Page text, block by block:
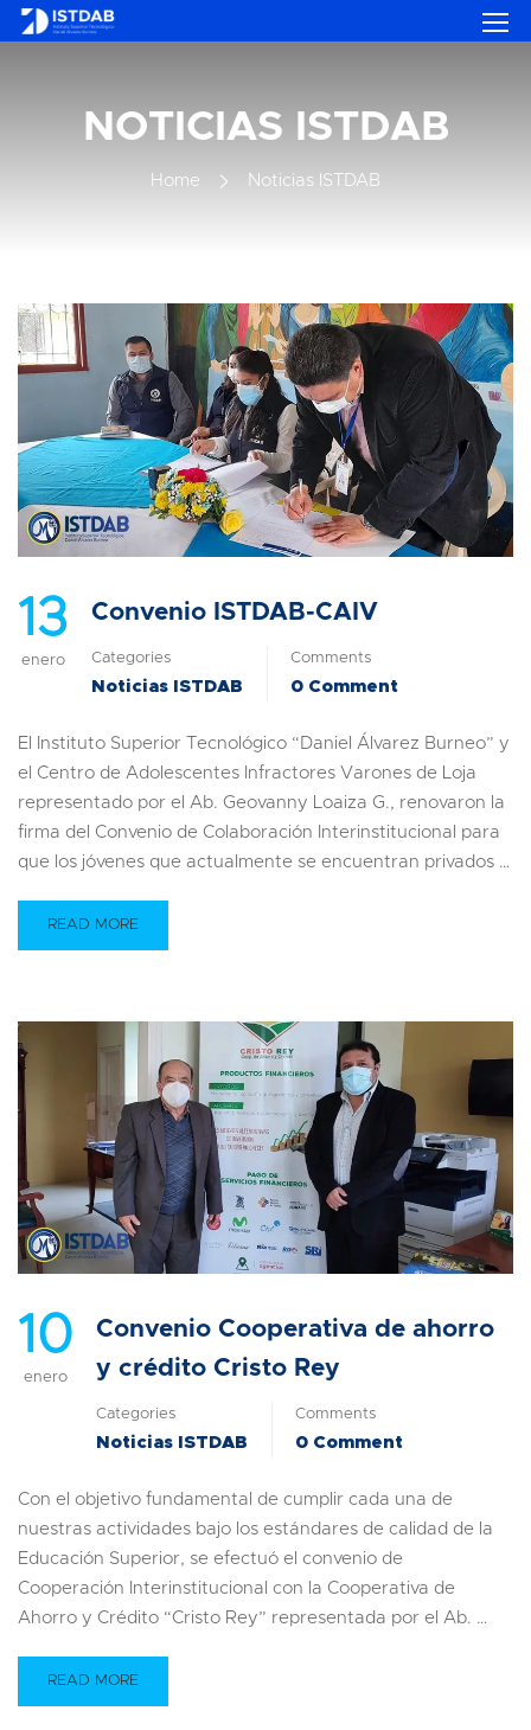
NOTICIAS ISTDAB
Home Noticias ISTDAB
13
enero
Convenio ISTDAB-CAIV
Categories
Noticias ISTDAB
Comments
0 Comment
El Instituto Superior Tecnológico “Daniel Álvarez Burneo” y
el Centro de Adolescentes Infractores Varones de Loja
representado por el Ab. Geovanny Loaiza G., renovaron la
firma del Convenio de Colaboración Interinstitucional para
que los jóvenes que actualmente se encuentran privados …
READ MORE
10
enero
Convenio Cooperativa de ahorro
y crédito Cristo Rey
Categories
Noticias ISTDAB
Comments
0 Comment
Con el objetivo fundamental de cumplir cada una de
nuestras actividades bajo los estándares de calidad de la
Educación Superior, se efectuó el convenio de
Cooperación Interinstitucional con la Cooperativa de
Ahorro y Crédito “Cristo Rey” representada por el Ab. …
READ MORE